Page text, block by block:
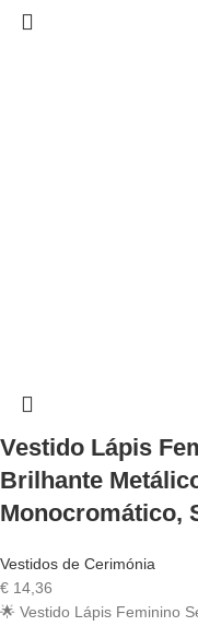
Vestido Lápis
Brilhante
Monocromático,
Vestidos de Cerimónia
€ 14,36
🌟 Vestido Lápis Feminino